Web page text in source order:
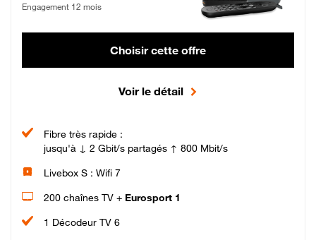
Engagement 12 mois
Choisir cette offre
Voir le détail
Fibre très rapide :
jusqu'à ↓ 2 Gbit/s partagés ↑ 800 Mbit/s
Livebox S : Wifi 7
200 chaînes TV + Eurosport 1
1 Décodeur TV 6